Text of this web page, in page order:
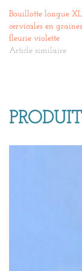
Bouillotte longue
cervicales en
fleurie violette
Article similaire